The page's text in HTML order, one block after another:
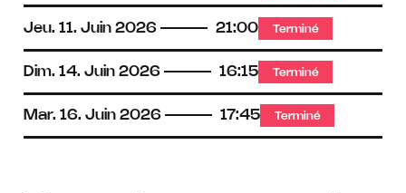
Jeu. 11. Juin 2026 21:00 Terminé
Dim. 14. Juin 2026 16:15 Terminé
Mar. 16. Juin 2026 17:45 Terminé